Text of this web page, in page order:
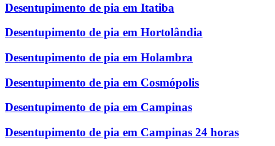
Desentupimento de pia em Itatiba
Desentupimento de pia em Hortolândia
Desentupimento de pia em Holambra
Desentupimento de pia em Cosmópolis
Desentupimento de pia em Campinas
Desentupimento de pia em Campinas 24 horas